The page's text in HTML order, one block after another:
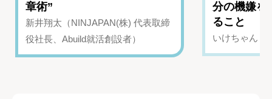
章術”
新井翔太（NINJAPAN(株) 代表取締
役社長、Abuild就活創設者）
分の機嫌を
ること
いけちゃん（